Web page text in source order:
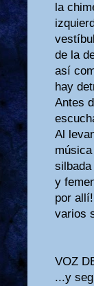
la
de la
así
hay
Antes
Al
y
por
varios
VOZ
...y